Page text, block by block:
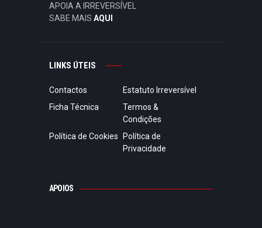
APOIA A IRREVERSÍVEL
SABE MAIS AQUI
LINKS ÚTEIS
Contactos
Estatuto Irreversível
Ficha Técnica
Termos &
Condições
Política de Cookies
Política de
Privacidade
APOIOS